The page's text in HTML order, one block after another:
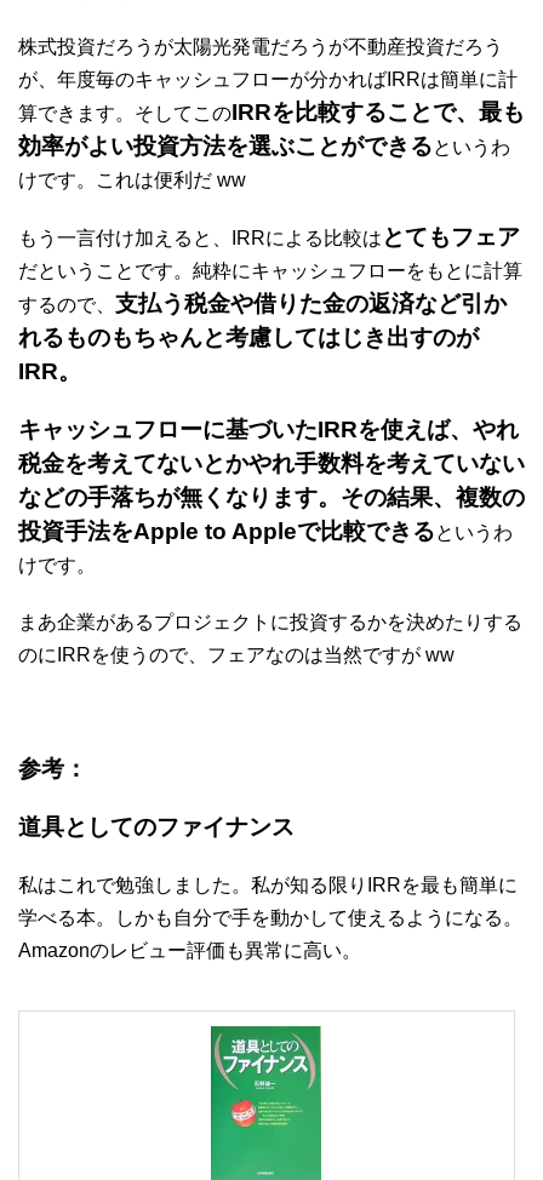
株式投資だろうが太陽光発電だろうが不動産投資だろう
が、年度毎のキャッシュフローが分かればIRRは簡単に計
算できます。そしてこのIRRを比較することで、最も
効率がよい投資方法を選ぶことができるというわ
けです。これは便利だ ww
もう一言付け加えると、IRRによる比較は とてもフェア
だということです。純粋にキャッシュフローをもとに計算
するので、 支払う税金や借りた金の返済など引か
れるものもちゃんと考慮してはじき出すのが
IRR。
キャッシュフローに基づいたIRRを使えば、 やれ
税金を考えてないとかやれ手数料を考えていない
などの手落ちが無くなります。 その結果、 複数の
投資手法をApple to Appleで比較できるというわ
けです。
まあ企業があるプロジェクトに投資するかを決めたりする
のにIRRを使うので、フェアなのは当然ですが ww
参考：
道具としてのファイナンス
私はこれで勉強しました。私が知る限りIRRを最も簡単に
学べる本。しかも自分で手を動かして使えるようになる。
Amazonのレビュー評価も異常に高い。